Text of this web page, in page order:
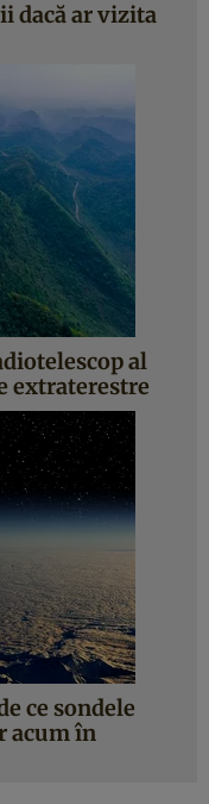
dacă ar vizita
al
extraterestre
ce sondele
acum în